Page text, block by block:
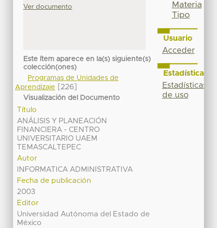
Ver documento
Este ítem aparece en la(s) siguiente(s)
colección(ones)
Programas de Unidades de
Aprendizaje
[226]
Visualización del Documento
Título
ANÁLISIS Y PLANEACIÓN
FINANCIERA - CENTRO
UNIVERSITARIO UAEM
TEMASCALTEPEC
Autor
INFORMATICA ADMINISTRATIVA
Fecha de publicación
2003
Editor
Universidad Autónoma del Estado de
México
Materia
Tipo
Usuario
Acceder
Estadísticas
Estadísticas
de uso